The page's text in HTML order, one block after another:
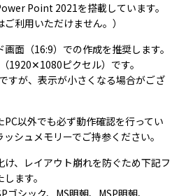
Point 2021を搭載しています。
ご利用いただけません。）
面（16:9）での作成を推奨します。
1920✕1080ピクセル）です。
すが、表示が小さくなる場合がござ
PC以外でも必ず動作確認を行ってい
シュメモリーでご持参ください。
け、レイアウト崩れを防ぐため下記フ
ます。
ゴシック、MS明朝、MSP明朝、